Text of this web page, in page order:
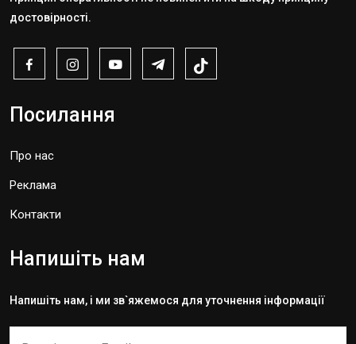
достовірності.
Посилання
Про нас
Реклама
Контакти
Напишіть нам
Напишіть нам, і ми зв`яжемося для уточнення інформації